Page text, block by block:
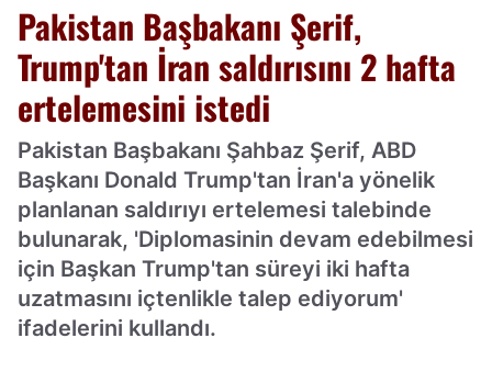
Pakistan Başbakanı Şerif,
Trump'tan İran saldırısını 2 hafta
ertelemesini istedi
Pakistan Başbakanı Şahbaz Şerif, ABD
Başkanı Donald Trump'tan İran'a yönelik
planlanan saldırıyı ertelemesi talebinde
bulunarak, 'Diplomasinin devam edebilmesi
için Başkan Trump'tan süreyi iki hafta
uzatmasını içtenlikle talep ediyorum'
ifadelerini kullandı.